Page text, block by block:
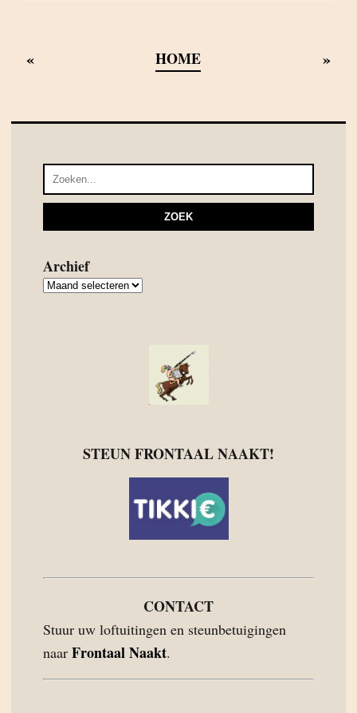
« HOME »
Archief
Archief
STEUN FRONTAAL NAAKT!
CONTACT
Stuur uw loftuitingen en steunbetuigingen
naar Frontaal Naakt.